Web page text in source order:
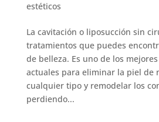
estéticos
La cavitación o liposucción sin
tratamientos que puedes
de belleza. Es uno de los
actuales para eliminar la piel de
cualquier tipo y remodelar los
perdiendo...